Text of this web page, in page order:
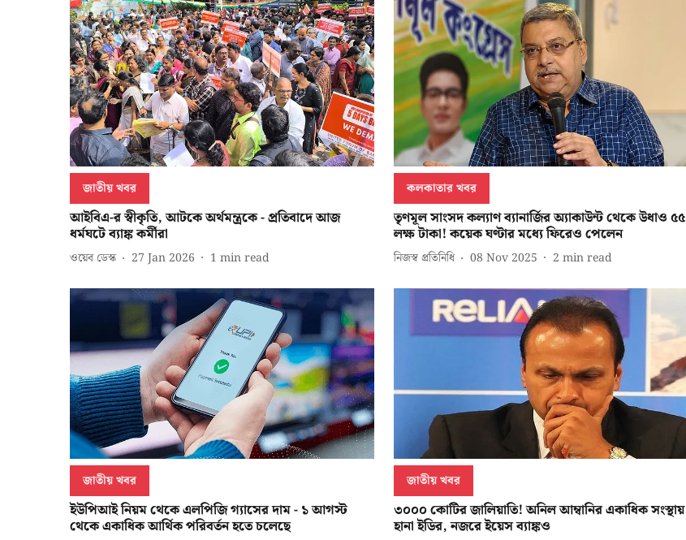
জাতীয় খবর
আইবিএ-র স্বীকৃতি, আটকে অর্থমন্ত্রকে - প্রতিবাদে আজ
ধর্মঘটে ব্যাঙ্ক কর্মীরা
ওয়েব ডেস্ক 27 Jan 2026 1 min read
কলকাতার খবর
তৃণমূল সাংসদ কল্যাণ ব্যানার্জির অ্যাকাউন্ট থেকে উধাও ৫৫
লক্ষ টাকা! কয়েক ঘণ্টার মধ্যে ফিরেও পেলেন
নিজস্ব প্রতিনিধি 08 Nov 2025 2 min read
জাতীয় খবর
ইউপিআই নিয়ম থেকে এলপিজি গ্যাসের দাম - ১ আগস্ট
থেকে একাধিক আর্থিক পরিবর্তন হতে চলেছে
জাতীয় খবর
৩০০০ কোটির জালিয়াতি! অনিল আম্বানির একাধিক সংস্থায়
হানা ইডির, নজরে ইয়েস ব্যাঙ্কও